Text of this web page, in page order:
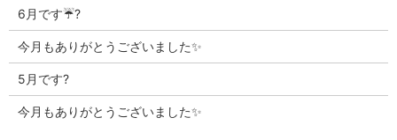
6月です☔?
今月もありがとうございました✨
5月です?
今月もありがとうございました✨